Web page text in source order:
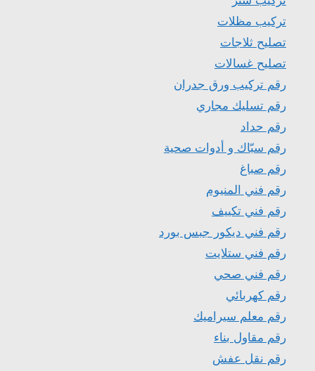
تركيب مظلات
تصليح ثلاجات
تصليح غسالات
رقم تركيب ورق جدران
رقم تسليك مجاري
رقم حداد
رقم سبّاك و أدوات صحية
رقم صباغ
رقم فني المنيوم
رقم فني تكييف
رقم فني ديكور جبس بورد
رقم فني ستلايت
رقم فني صحي
رقم كهربائي
رقم معلم سيراميك
رقم مقاول بناء
رقم نقل عفش